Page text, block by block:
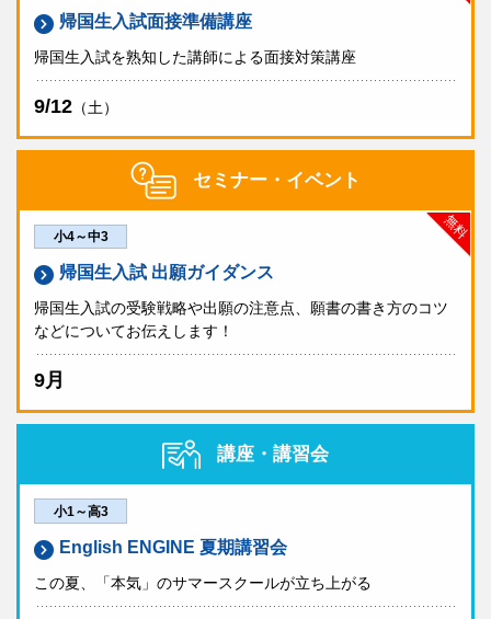
帰国生入試面接準備講座
帰国生入試を熟知した講師による面接対策講座
9/12 （土）
セミナー・イベント
無料
小4～中3
帰国生入試 出願ガイダンス
帰国生入試の受験戦略や出願の注意点、願書の書き方のコツ
などについてお伝えします！
9月
講座・講習会
小1～高3
English ENGINE 夏期講習会
この夏、「本気」のサマースクールが立ち上がる